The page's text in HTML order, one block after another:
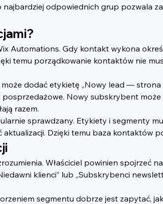
odpowiednich grup pozwala
Automations. Gdy kontakt wykona
temu porządkowanie kontaktów nie
dodać etykietę „Nowy lead —
Nowy subskrybent
razem.
sprawdzany. Etykiety i segmenty
Dzięki temu baza kontaktów
Właściciel powinien spojrzeć
klienci” lub „Subskrybenci
segmentu dobrze jest zapytać,